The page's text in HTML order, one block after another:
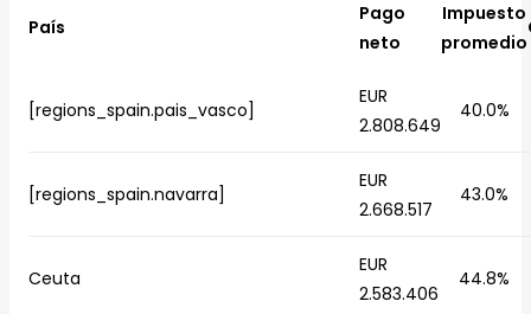
País
Pago
neto
Impuesto
promedio
[regions_spain.pais_vasco]
EUR
2.808.649
40.0%
[regions_spain.navarra]
EUR
2.668.517
43.0%
Ceuta
EUR
2.583.406
44.8%